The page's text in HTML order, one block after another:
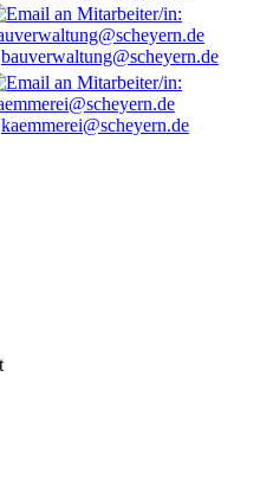
bauverwaltung@scheyern.de
kaemmerei@scheyern.de